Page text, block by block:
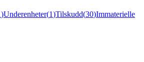
)Underenheter(1)Tilskudd(30)Immaterielle